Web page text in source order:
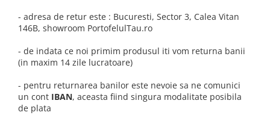
- adresa de retur este : Bucuresti, Sector 3, Calea Vitan
146B, showroom PortofelulTau.ro
- de indata ce noi primim produsul iti vom returna banii
(in maxim 14 zile lucratoare)
- pentru returnarea banilor este nevoie sa ne comunici
un cont IBAN, aceasta fiind singura modalitate posibila
de plata